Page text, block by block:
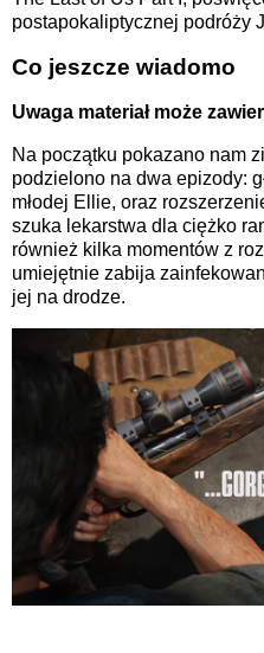
postapokaliptycznej podróży
Co jeszcze wiadomo
Uwaga materiał może
Na początku pokazano nam
podzielono na dwa epizody:
młodej Ellie, oraz
szuka lekarstwa dla ciężko
również kilka momentów z
umiejętnie zabija
jej na drodze.